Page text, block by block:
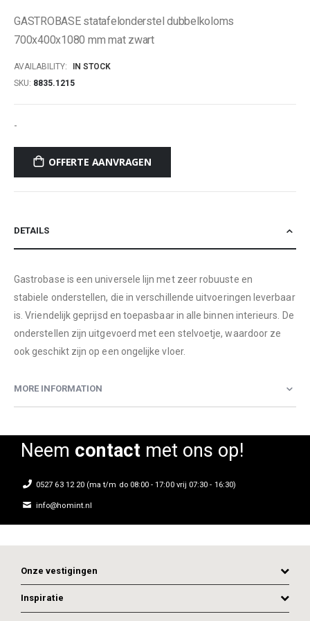
GASTROBASE statafelonderstel dubbelkoloms
700x400x1080 mm mat zwart
AVAILABILITY:
IN STOCK
SKU 8835.1215
-
OFFERTE AANVRAGEN
DETAILS
Gastrobase is een universele lijn met zeer robuuste en
stabiele onderstellen, die in verschillende uitvoeringen leverbaar
is. Vriendelijk geprijsd en toepasbaar in alle binnen interieurs. De
onderstellen zijn uitgevoerd met een stelvoetje, waardoor ze
ook geschikt zijn op een ongelijke vloer.
MORE INFORMATION
Neem contactmet ons op!
0527 63 12 20 (ma t/m do 08:00 - 17:00 vrij 07:30 - 16:30)
info@homint.nl
Onze vestigingen
Inspiratie